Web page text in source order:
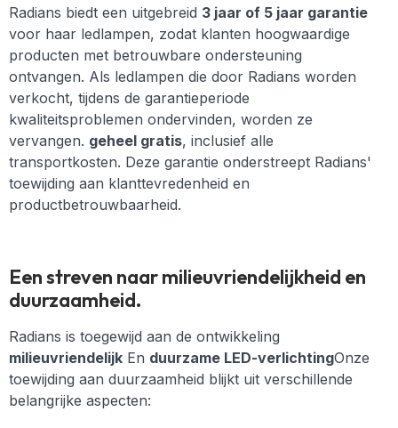
Radians biedt een uitgebreid 3 jaar of 5 jaar garantie
voor haar ledlampen, zodat klanten hoogwaardige
producten met betrouwbare ondersteuning
ontvangen. Als ledlampen die door Radians worden
verkocht, tijdens de garantieperiode
kwaliteitsproblemen ondervinden, worden ze
vervangen. geheel gratis, inclusief alle
transportkosten. Deze garantie onderstreept Radians'
toewijding aan klanttevredenheid en
productbetrouwbaarheid.
Een streven naar milieuvriendelijkheid en
duurzaamheid.
Radians is toegewijd aan de ontwikkeling
milieuvriendelijk En duurzame LED-verlichtingOnze
toewijding aan duurzaamheid blijkt uit verschillende
belangrijke aspecten: